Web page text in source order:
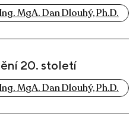
MgA. Dan Dlouhý, Ph.D.
20. století
MgA. Dan Dlouhý, Ph.D.